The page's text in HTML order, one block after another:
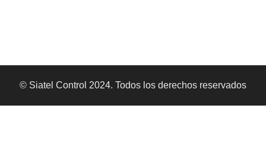
© Siatel Control 2024. Todos los derechos reservados